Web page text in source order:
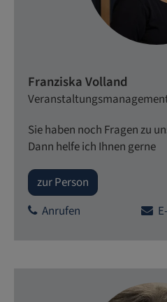
Franziska Volland
Sie haben noch Fragen zu
Dann helfe ich Ihnen gerne
zur Person
Anrufen